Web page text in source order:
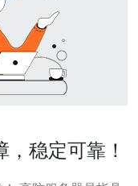
稳定可靠！